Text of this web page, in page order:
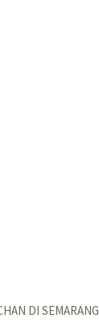
DI SEMARANG